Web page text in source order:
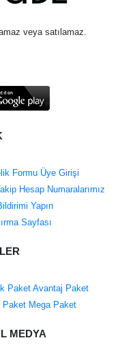
veya satılamaz.
Formu Üye Girişi
Hesap Numaralarımız
Yapın
Sayfası
PaketAvantaj Paket
Paket Mega Paket
MEDYA